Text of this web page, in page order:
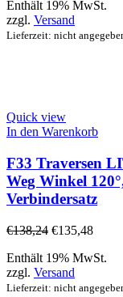
Enthält 19% MwSt.
zzgl. Versand
Lieferzeit: nicht
Quick view
In den Warenkorb
F33 Traversen
Weg Winkel
Verbindersatz
€138,24 €135,48
Enthält 19% MwSt.
zzgl. Versand
Lieferzeit: nicht